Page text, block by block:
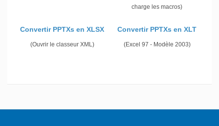
charge les macros)
Convertir PPTXs en XLSX
(Ouvrir le classeur XML)
Convertir PPTXs en XLT
(Excel 97 - Modèle 2003)